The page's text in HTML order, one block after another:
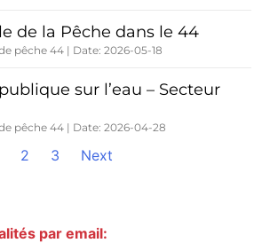
de la Pêche dans le 44
pêche 44 Date: 2026-05-18
sur l’eau – Secteur
pêche 44 Date: 2026-04-28
2 3 Next
par email: